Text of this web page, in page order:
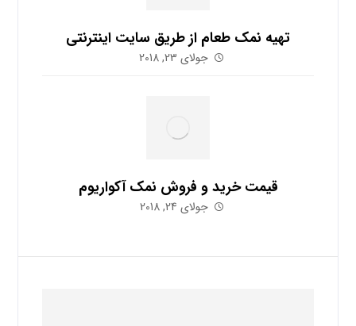
تهیه نمک طعام از طریق سایت اینترنتی
جولای 23, 2018
قیمت خرید و فروش نمک آکواریوم
جولای 24, 2018